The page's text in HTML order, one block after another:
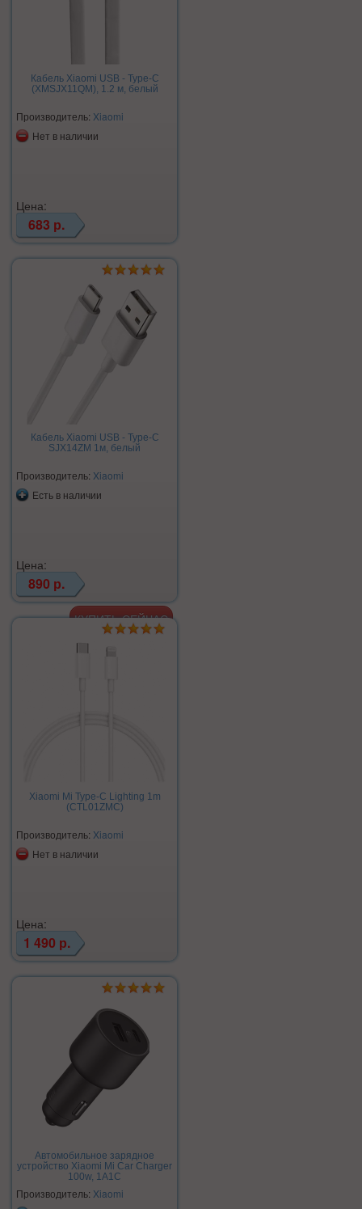
Кабель Xiaomi USB - Type-C
(XMSJX11QM), 1.2 м, белый
Производитель: Xiaomi
Нет в наличии
Цена:
683 р.
Кабель Xiaomi USB - Type-C
SJX14ZM 1м, белый
Производитель: Xiaomi
Есть в наличии
Цена:
890 р.
Xiaomi Mi Type-C Lighting 1m
(CTL01ZMC)
Производитель: Xiaomi
Нет в наличии
Цена:
1 490 р.
Автомобильное зарядное
устройство Xiaomi Mi Car Charger
100w, 1A1C
Производитель: Xiaomi